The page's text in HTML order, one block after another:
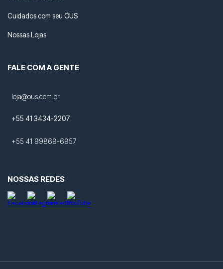
Cuidados com seu ÖUS
Nossas Lojas
FALE COM A GENTE
loja@ous.com.br
+55 41 3434-2207
+55 41 99869-6957
NOSSAS REDES